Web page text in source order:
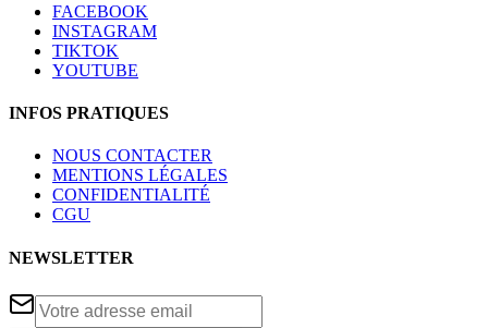
FACEBOOK
INSTAGRAM
TIKTOK
YOUTUBE
INFOS PRATIQUES
NOUS CONTACTER
MENTIONS LÉGALES
CONFIDENTIALITÉ
CGU
NEWSLETTER